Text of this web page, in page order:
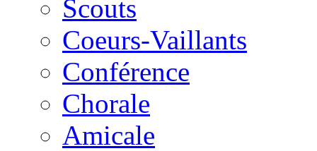
Scouts
Coeurs-Vaillants
Conférence
Chorale
Amicale